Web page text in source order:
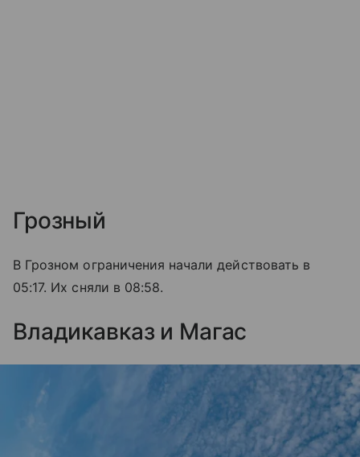
Грозный
В Грозном ограничения начали действовать в
05:17. Их сняли в 08:58.
Владикавказ и Магас